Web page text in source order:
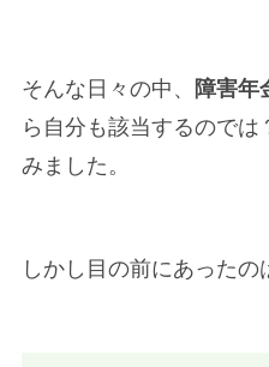
そんな日々の中、 障害年
ら自分も該当するのでは
みました。
しかし目の前にあったの